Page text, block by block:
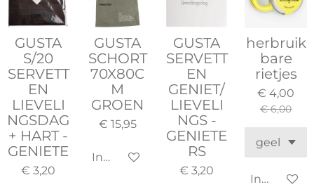
GUSTA
S/20
SERVETT
EN
LIEVELI
NGSDAG
+ HART -
GENIETE
€ 3,20
GUSTA
SCHORT
70X80C
M
GROEN
€ 15,95
In winkelwagen
GUSTA
SERVETT
EN
GENIET/
LIEVELI
NGS -
GENIETE
RS
€ 3,20
herbruik
bare
rietjes
€ 4,00
€ 6,00
In